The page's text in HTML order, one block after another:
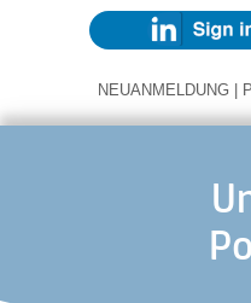
NEUANMELDUNG |